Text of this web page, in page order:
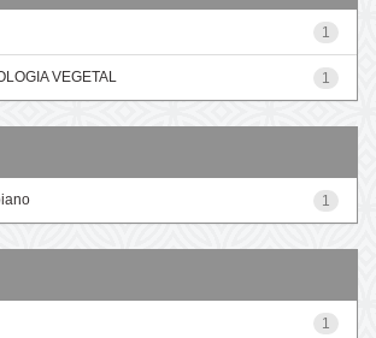
1
1
VEGETAL
1
1